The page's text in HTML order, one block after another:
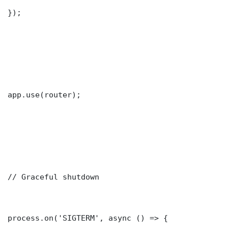
});
app.use(router);
// Graceful shutdown
process.on('SIGTERM', async () => {